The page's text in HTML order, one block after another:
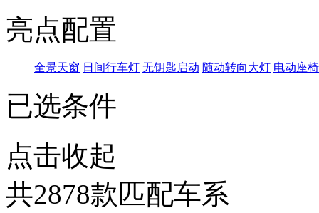
亮点配置
全景天窗 日间行车灯 无钥匙启动 随动转向大灯 电动座椅
已选条件
点击收起
共2878款匹配车系